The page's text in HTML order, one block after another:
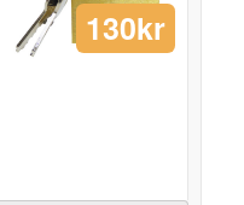
130kr